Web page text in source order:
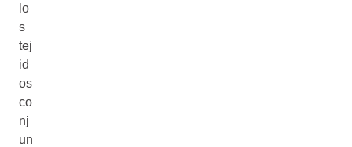
lo
s
tej
id
os
co
nj
un